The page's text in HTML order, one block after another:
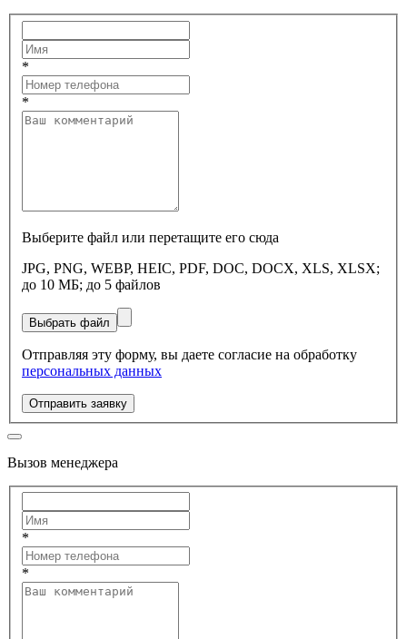
*
*
Выберите файл или перетащите его сюда
JPG, PNG, WEBP, HEIC, PDF, DOC, DOCX, XLS, XLSX;
до 10 МБ; до 5 файлов
Выбрать файл
Отправляя эту форму, вы даете согласие на обработку
персональных данных
Отправить заявку
Вызов менеджера
*
*